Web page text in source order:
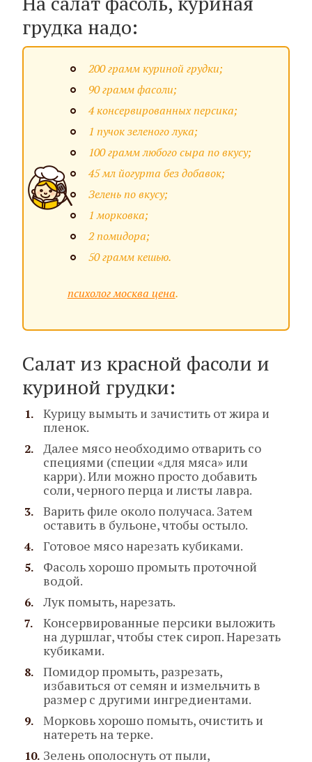
грудка надо:
200 грамм куриной грудки;
90 грамм фасоли;
4 консервированных персика;
1 пучок зеленого лука;
100 грамм любого сыра по вкусу;
45 мл йогурта без добавок;
Зелень по вкусу;
1 морковка;
2 помидора;
50 грамм кешью.
психолог москва цена.
Салат из красной фасоли и
куриной грудки:
Курицу вымыть и зачистить от жира и
пленок.
Далее мясо необходимо отварить со
специями (специи «для мяса» или
карри). Или можно просто добавить
соли, черного перца и листы лавра.
Варить филе около получаса. Затем
оставить в бульоне, чтобы остыло.
Готовое мясо нарезать кубиками.
Фасоль хорошо промыть проточной
водой.
Лук помыть, нарезать.
Консервированные персики выложить
на дуршлаг, чтобы стек сироп. Нарезать
кубиками.
Помидор промыть, разрезать,
избавиться от семян и измельчить в
размер с другими ингредиентами.
Морковь хорошо помыть, очистить и
натереть на терке.
Зелень ополоснуть от пыли,